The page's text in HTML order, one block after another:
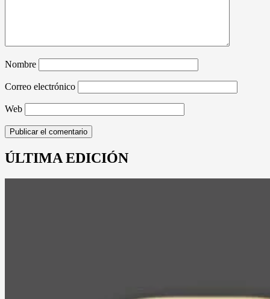
Nombre
Correo electrónico
Web
ÚLTIMA EDICIÓN